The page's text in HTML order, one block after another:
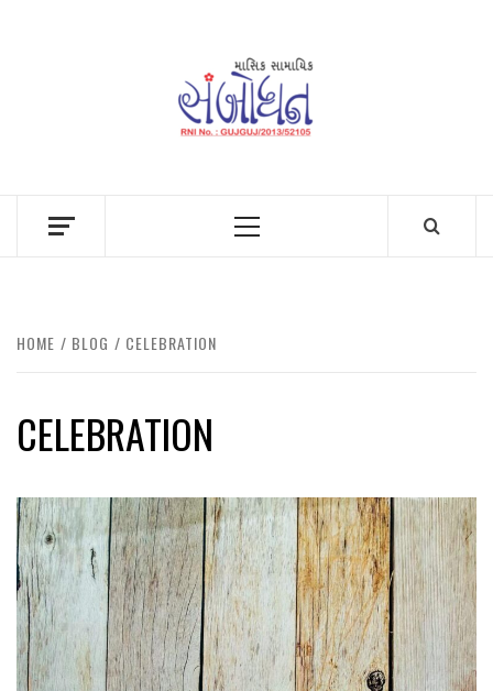
Primary
HOME BLOG CELEBRATION
CELEBRATION